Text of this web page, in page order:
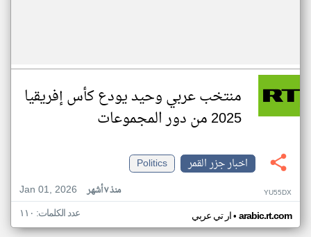
منتخب عربي وحيد يودع كأس إفريقيا
2025 من دور المجموعات
اخبار جزر القمر
Politics
Jan 01, 2026
منذ ٧ أشهر YU55DX
ار تي عربي• arabic.rt.com عدد الكلمات: ١١٠